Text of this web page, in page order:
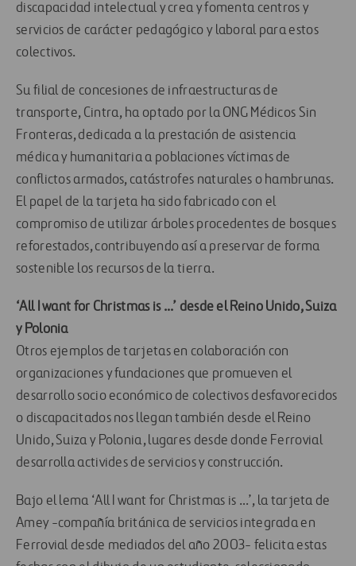
discapacidad intelectual y crea y fomenta centros y
servicios de carácter pedagógico y laboral para estos
colectivos.
Su filial de concesiones de infraestructuras de
transporte, Cintra, ha optado por la ONG Médicos Sin
Fronteras, dedicada a la prestación de asistencia
médica y humanitaria a poblaciones víctimas de
conflictos armados, catástrofes naturales o hambrunas.
El papel de la tarjeta ha sido fabricado con el
compromiso de utilizar árboles procedentes de bosques
reforestados, contribuyendo así a preservar de forma
sostenible los recursos de la tierra.
‘All I want for Christmas is …’ desde el Reino Unido, Suiza
y Polonia
Otros ejemplos de tarjetas en colaboración con
organizaciones y fundaciones que promueven el
desarrollo socio económico de colectivos desfavorecidos
o discapacitados nos llegan también desde el Reino
Unido, Suiza y Polonia, lugares desde donde Ferrovial
desarrolla activides de servicios y construcción.
Bajo el lema ‘All I want for Christmas is …’, la tarjeta de
Amey -compañía británica de servicios integrada en
Ferrovial desde mediados del año 2003- felicita estas